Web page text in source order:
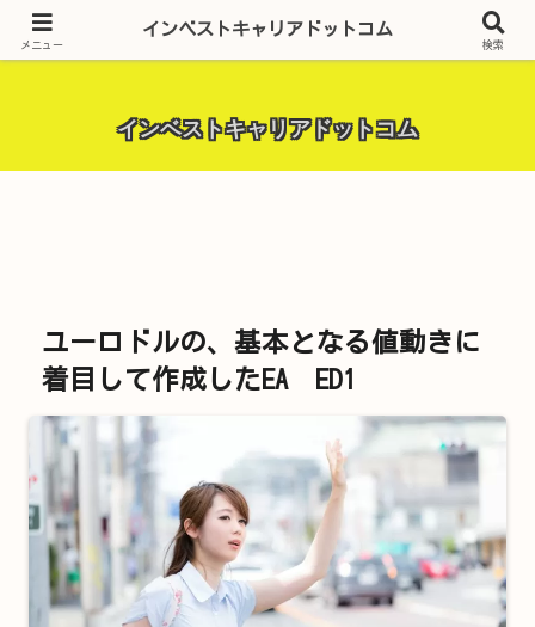
昨今話題の投資全般・金融関連全般・ＦＸトレード全般・生活に役立つ情報・
インベストキャリアドットコム
ユーロドルの、基本となる値動きに
着目して作成したEA ED1
メニュー
インベストキャリアドットコム
検索